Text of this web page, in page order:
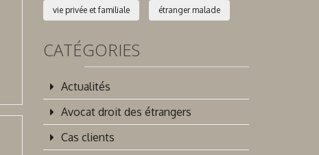
vie privée et familiale étranger malade
CATÉGORIES
Actualités
Avocat droit des étrangers
Cas clients